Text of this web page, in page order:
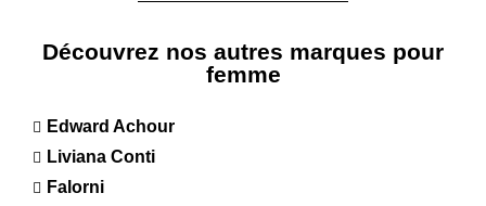
Découvrez nos autres marques pour
femme
Edward Achour
Liviana Conti
Falorni